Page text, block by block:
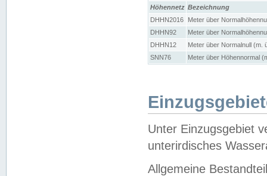
Höhennetz Bezeichnung
DHHN2016
Meter über
DHHN92
Meter über
DHHN12
Meter über Normalnull (m.
SNN76
Meter über Höhennormal
Unter Einzugsgebiet
unterirdisches
Allgemeine